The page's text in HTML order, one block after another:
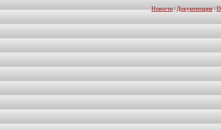
Новости|Документация|